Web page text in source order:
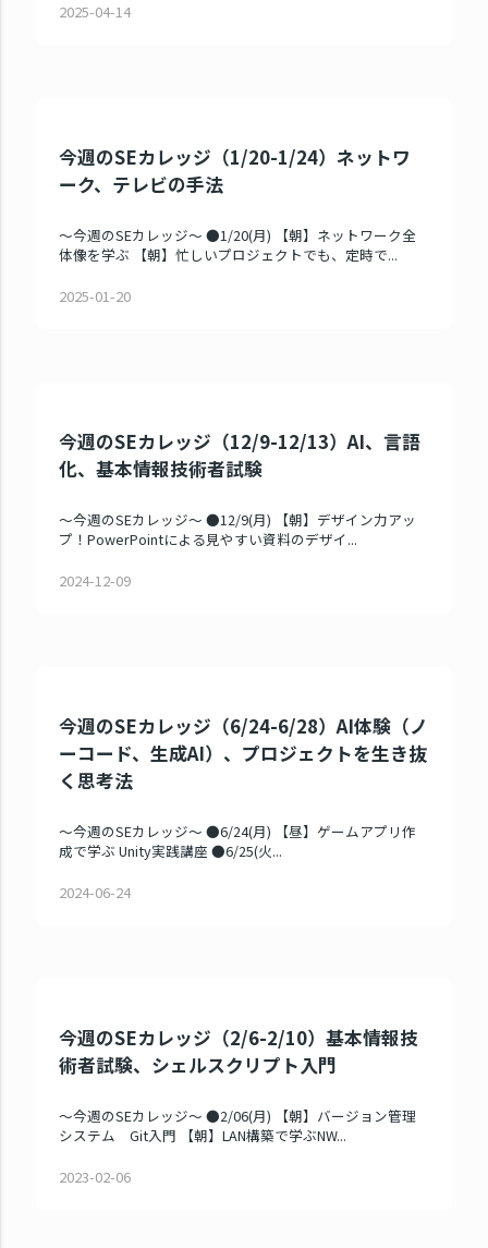
2025-04-14
今週のSEカレッジ（1/20-1/24）ネットワ
ーク、テレビの手法
～今週のSEカレッジ～ ●1/20(月) 【朝】ネットワーク全
体像を学ぶ 【朝】忙しいプロジェクトでも、定時で...
2025-01-20
今週のSEカレッジ（12/9-12/13）AI、言語
化、基本情報技術者試験
～今週のSEカレッジ～ ●12/9(月) 【朝】デザイン力アッ
プ！PowerPointによる見やすい資料のデザイ...
2024-12-09
今週のSEカレッジ（6/24-6/28）AI体験（ノ
ーコード、生成AI）、プロジェクトを生き抜
く思考法
～今週のSEカレッジ～ ●6/24(月) 【昼】ゲームアプリ作
成で学ぶ Unity実践講座 ●6/25(火...
2024-06-24
今週のSEカレッジ（2/6-2/10）基本情報技
術者試験、シェルスクリプト入門
～今週のSEカレッジ～ ●2/06(月) 【朝】バージョン管理
システム Git入門 【朝】LAN構築で学ぶNW...
2023-02-06